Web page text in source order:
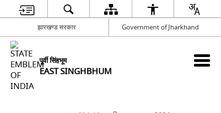
झारखण्ड सरकार Government of Jharkhand
पूर्वी सिंहभूम
EAST SINGHBHUM